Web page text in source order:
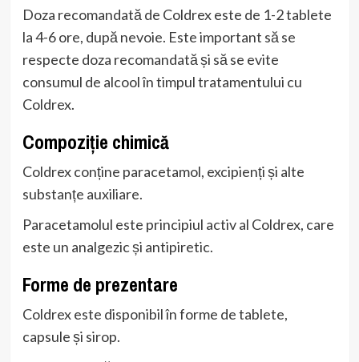
Doza recomandată de Coldrex este de 1-2 tablete
la 4-6 ore, după nevoie. Este important să se
respecte doza recomandată și să se evite
consumul de alcool în timpul tratamentului cu
Coldrex.
Compoziție chimică
Coldrex conține paracetamol, excipienți și alte
substanțe auxiliare.
Paracetamolul este principiul activ al Coldrex, care
este un analgezic și antipiretic.
Forme de prezentare
Coldrex este disponibil în forme de tablete,
capsule și sirop.